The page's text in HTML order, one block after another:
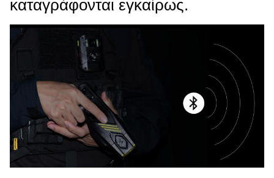
καταγράφονται εγκαίρως.